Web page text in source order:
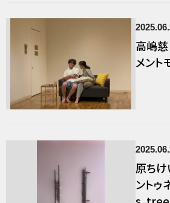
高嶋慈
メント
原ちけ
ント